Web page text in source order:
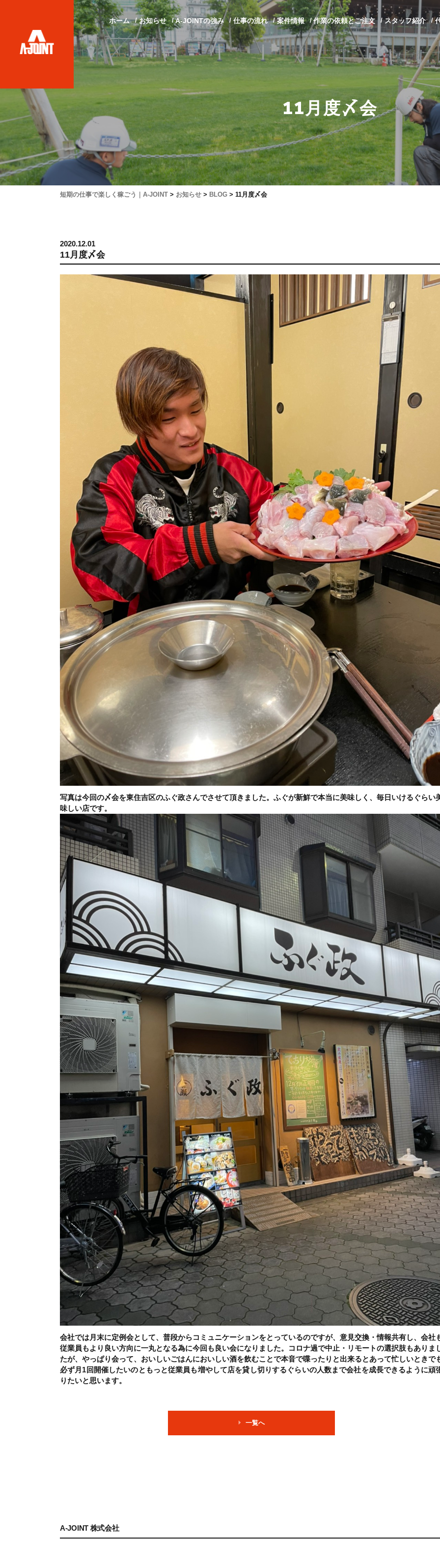
ホーム お知らせ A-JOINTの強み 仕事の流れ 案件情報 作業の依頼とご注文 スタッフ紹介
11月度〆会
短期の仕事で楽しく稼ごう｜A-JOINT > お知らせ > BLOG > 11月度〆会
2020.12.01
11月度〆会
写真は今回の〆会を東住吉区のふぐ政さんでさせて頂きました。ふぐが新鮮で本当に美味しく、毎日いけるぐらい
味しい店です。
会社では月末に定例会として、普段からコミュニケーションをとっているのですが、意見交換・情報共有し、会社
従業員もより良い方向に一丸となる為に今回も良い会になりました。コロナ過で中止・リモートの選択肢もありま
たが、やっぱり会って、おいしいごはんにおいしい酒を飲むことで本音で喋ったりと出来るとあって忙しいときで
必ず月1回開催したいのともっと従業員も増やして店を貸し切りするぐらいの人数まで会社を成長できるように頑
りたいと思います。
一覧へ
A-JOINT 株式会社